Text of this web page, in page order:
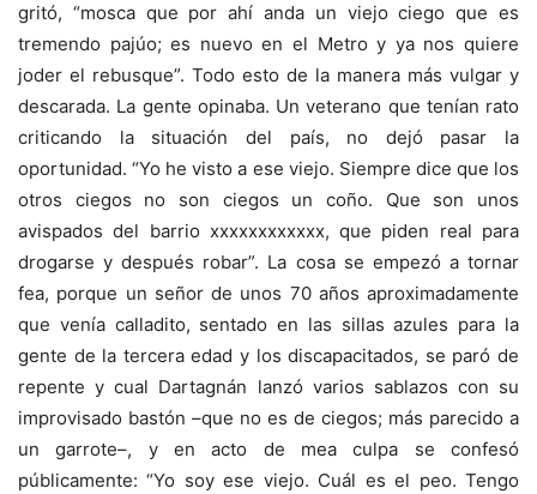
gritó, “mosca que por ahí anda un viejo ciego que es
tremendo pajúo; es nuevo en el Metro y ya nos quiere
joder el rebusque”. Todo esto de la manera más vulgar y
descarada. La gente opinaba. Un veterano que tenían rato
criticando la situación del país, no dejó pasar la
oportunidad. “Yo he visto a ese viejo. Siempre dice que los
otros ciegos no son ciegos un coño. Que son unos
avispados del barrio xxxxxxxxxxxx, que piden real para
drogarse y después robar”. La cosa se empezó a tornar
fea, porque un señor de unos 70 años aproximadamente
que venía calladito, sentado en las sillas azules para la
gente de la tercera edad y los discapacitados, se paró de
repente y cual Dartagnán lanzó varios sablazos con su
improvisado bastón –que no es de ciegos; más parecido a
un garrote–, y en acto de mea culpa se confesó
públicamente: “Yo soy ese viejo. Cuál es el peo. Tengo